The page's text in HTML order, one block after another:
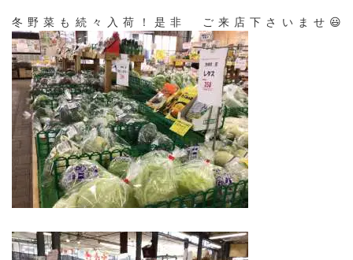
冬野菜も続々入荷！是非 ご来店下さいませ😃